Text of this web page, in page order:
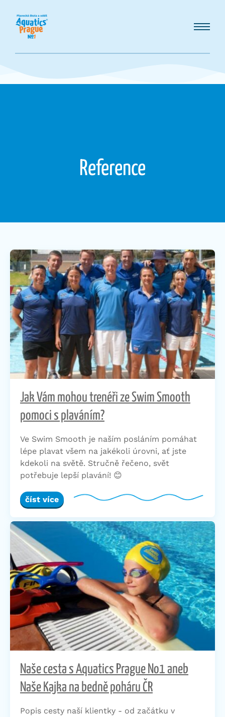
Reference
Jak Vám mohou trenéři ze Swim Smooth
pomoci s plaváním?
Ve Swim Smooth je naším posláním pomáhat
lépe plavat všem na jakékoli úrovni, ať jste
kdekoli na světě. Stručně řečeno, svět
potřebuje lepší plavání! 😊
číst více
Naše cesta s Aquatics Prague No1 aneb
Naše Kajka na bedně poháru ČR
Popis cesty naší klientky - od začátku v